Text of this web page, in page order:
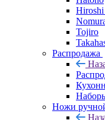
Tojiro
Распродажа
Ножи